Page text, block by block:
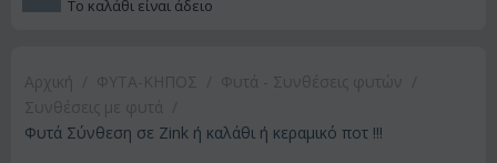
Το καλάθι είναι άδειο
Φυτά Σύνθεση σε Zink ή καλάθι ή κεραμικό ποτ !!!